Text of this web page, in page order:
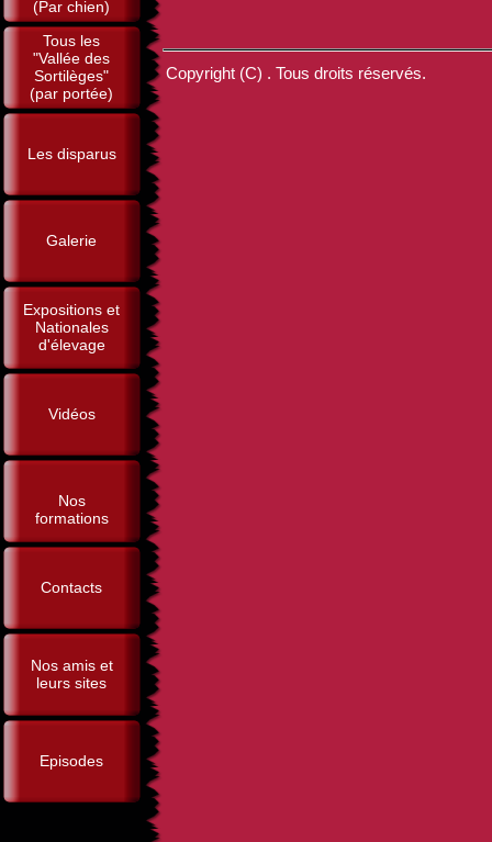
(Par chien)
Tous les
"Vallée des
Sortilèges"
(par portée)
Les disparus
Galerie
Expositions et
Nationales
d'élevage
Vidéos
Nos
formations
Contacts
Nos amis et
leurs sites
Episodes
Copyright (C) . Tous droits réservés.